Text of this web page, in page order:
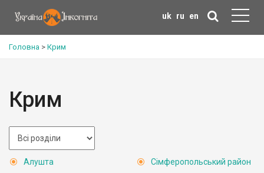
uk ru en
Головна > Крим
Крим
Алушта
Сімферопольський район